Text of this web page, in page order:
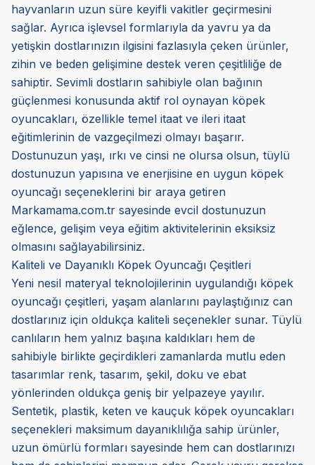
hayvanların uzun süre keyifli vakitler geçirmesini
sağlar. Ayrıca işlevsel formlarıyla da yavru ya da
yetişkin dostlarınızın ilgisini fazlasıyla çeken ürünler,
zihin ve beden gelişimine destek veren çeşitliliğe de
sahiptir. Sevimli dostların sahibiyle olan bağının
güçlenmesi konusunda aktif rol oynayan köpek
oyuncakları, özellikle temel itaat ve ileri itaat
eğitimlerinin de vazgeçilmezi olmayı başarır.
Dostunuzun yaşı, ırkı ve cinsi ne olursa olsun, tüylü
dostunuzun yapısına ve enerjisine en uygun köpek
oyuncağı seçeneklerini bir araya getiren
Markamama.com.tr sayesinde evcil dostunuzun
eğlence, gelişim veya eğitim aktivitelerinin eksiksiz
olmasını sağlayabilirsiniz.
Kaliteli ve Dayanıklı Köpek Oyuncağı Çeşitleri
Yeni nesil materyal teknolojilerinin uygulandığı köpek
oyuncağı çeşitleri, yaşam alanlarını paylaştığınız can
dostlarınız için oldukça kaliteli seçenekler sunar. Tüylü
canlıların hem yalnız başına kaldıkları hem de
sahibiyle birlikte geçirdikleri zamanlarda mutlu eden
tasarımlar renk, tasarım, şekil, doku ve ebat
yönlerinden oldukça geniş bir yelpazeye yayılır.
Sentetik, plastik, keten ve kauçuk köpek oyuncakları
seçenekleri maksimum dayanıklılığa sahip ürünler,
uzun ömürlü formları sayesinde hem can dostlarınızı